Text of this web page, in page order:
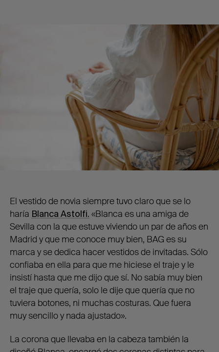
El vestido de novia siempre tuvo claro que se lo
haría Blanca Astolfi. «Blanca es una amiga de
Sevilla con la que estuve viviendo un par de años en
Madrid y que me conoce muy bien, BAG es su
marca y se dedica hacer vestidos de invitadas. Sólo
confiaba en ella para que me hiciese el traje y le
insistí hasta que me dijo que sí. No sabía muy bien
el traje que quería, solo le dije que quería que no
tuviera botones, ni muchas costuras. Que fuera
muy sencillo y nada ajustado».
La corona que llevaba en la cabeza también la